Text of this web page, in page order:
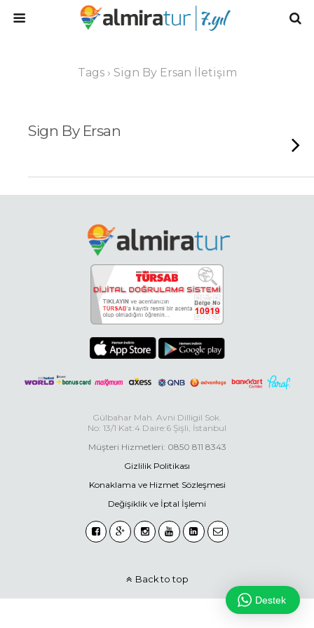
Tags › Sign By Ersan İletişim
Sign By Ersan
Gülbahar Mah. Avni Dilligil Sok.
No: 13/1 Kat:4 Daire:6 Şişli, İstanbul
Müşteri Hizmetleri: 0850 811 8343
Gizlilik Politikası
Konaklama ve Hizmet Sözleşmesi
Değişiklik ve İptal İşlemi
Back to top
Destek